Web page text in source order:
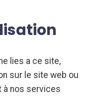
lies a ce site,
sur le site web ou
à nos services